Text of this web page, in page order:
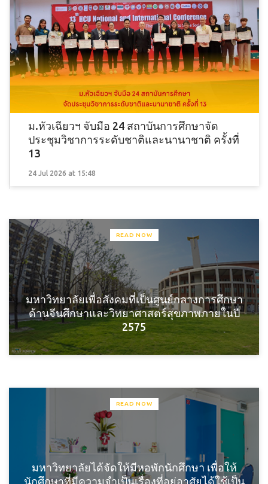
ม.หัวเฉียวฯ จับมือ 24 สถาบันการศึกษาจัด
ประชุมวิชาการระดับชาติและนานาชาติ ครั้งที่
13
24 Jul 2026 at 15:48
READ NOW
มหาวิทยาลัยเพื่อสังคมที่เป็นศูนย์กลางการศึกษา
ด้านจีนศึกษาและวิทยาศาสตร์สุขภาพภายในปี
2575
READ NOW
มหาวิทยาลัยได้จัดให้มีหอพักนักศึกษา เพื่อให้
นักศึกษาที่มีความจำเป็นเรื่องที่อยู่อาศัยได้ใช้เป็น